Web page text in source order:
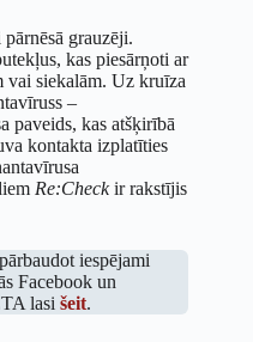
grauzēji.
kas piesārņoti ar
siekalām. Uz kruīza
–
paveids, kas atšķirībā
kontakta izplatīties
Re:Checkir rakstījis
iespējami
Facebook un
lasi šeit.